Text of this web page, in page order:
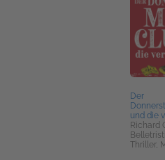
Der
und die
Richard
Thriller,